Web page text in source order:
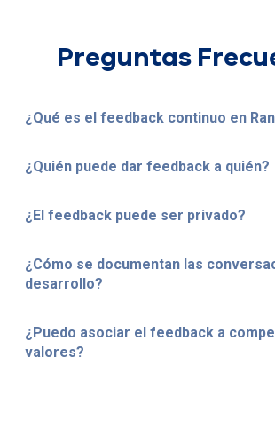
Preguntas
¿Qué es el feedback continuo en
¿Quién puede dar feedback a quién?
¿El feedback puede ser privado?
¿Cómo se documentan las
desarrollo?
¿Puedo asociar el feedback a
valores?